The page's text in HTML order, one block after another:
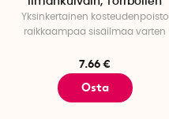
Yksinkertainen kosteudenpoisto
raikkaampaa sisäilmaa varten
7.66 €
Osta